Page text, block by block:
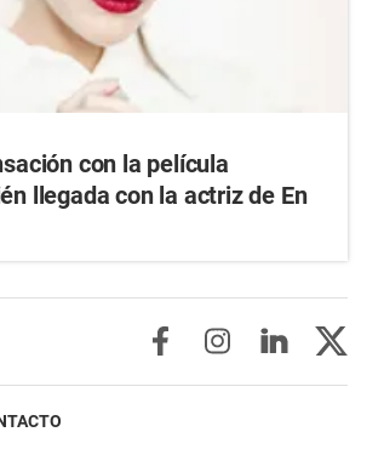
con la película
llegada con la actriz de En